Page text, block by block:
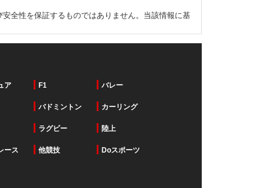
全性を保証するものではありません。当該情報に基
ア F1 バレー
バドミントン カーリング
ラグビー 陸上
ース 他競技 Doスポーツ